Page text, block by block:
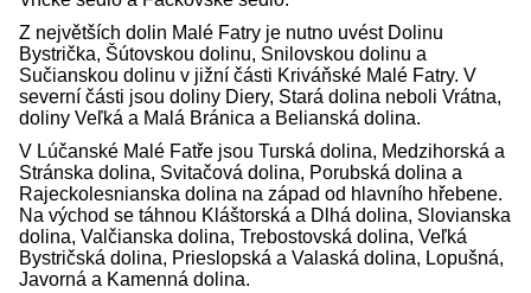
Z největších dolin Malé Fatry je nutno uvést Dolinu
Bystrička, Šútovskou dolinu, Snilovskou dolinu a
Sučianskou dolinu v jižní části Kriváňské Malé Fatry. V
severní části jsou doliny Diery, Stará dolina neboli Vrátna,
doliny Veľká a Malá Bránica a Belianská dolina.
V Lúčanské Malé Fatře jsou Turská dolina, Medzihorská a
Stránska dolina, Svitačová dolina, Porubská dolina a
Rajeckolesnianska dolina na západ od hlavního hřebene.
Na východ se táhnou Kláštorská a Dlhá dolina, Slovianska
dolina, Valčianska dolina, Trebostovská dolina, Veľká
Bystričská dolina, Prieslopská a Valaská dolina, Lopušná,
Javorná a Kamenná dolina.